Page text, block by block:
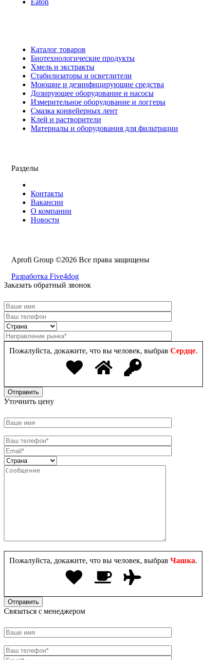
Eaton
Каталог товаров
Биотехнологические продукты
Хмель и экстракты
Cтабилизаторы и осветлители
Моющие и дезинфицирующие средства
Дозирующее оборудование и насосы
Измерительное оборудование и логгеры
Cмазка конвейерных лент
Клей и растворители
Материалы и оборудования для фильтрации
Разделы
Контакты
Вакансии
О компании
Новости
Aprofi Group ©2026 Все права защищены
Разработка Five4dog
Заказать обратный звонок
Пожалуйста, докажите, что вы человек, выбрав Сердце.
Уточнить цену
Пожалуйста, докажите, что вы человек, выбрав Чашка.
Связаться с менеджером